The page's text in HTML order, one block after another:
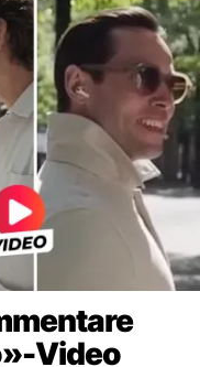
Video